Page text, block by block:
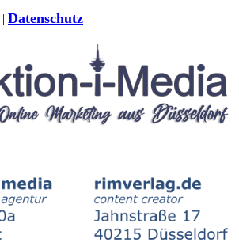
| Datenschutz